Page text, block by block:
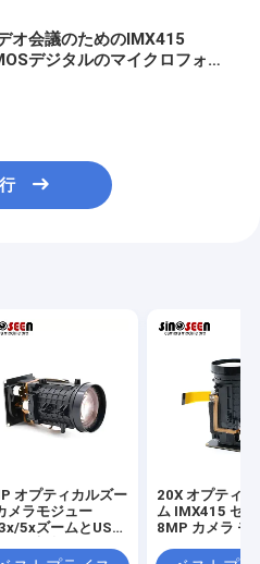
オ会議のためのIMX415
デジタルのマイクロフォン
オプティカルズー
メラモジュー
5xズームとUSB
ーIMX415 CMOS
20X オプティ
ム IMX415 セ
8MP カメラ モ
ンターフェース